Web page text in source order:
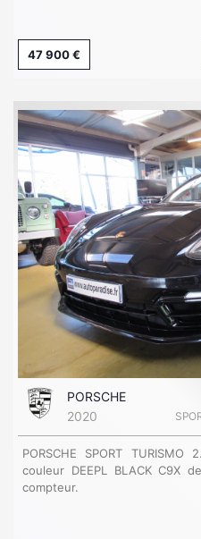
47 900 €
PORSCHE
2020
PORSCHE SPORT
couleur DEEPL BLACK C9X
compteur.